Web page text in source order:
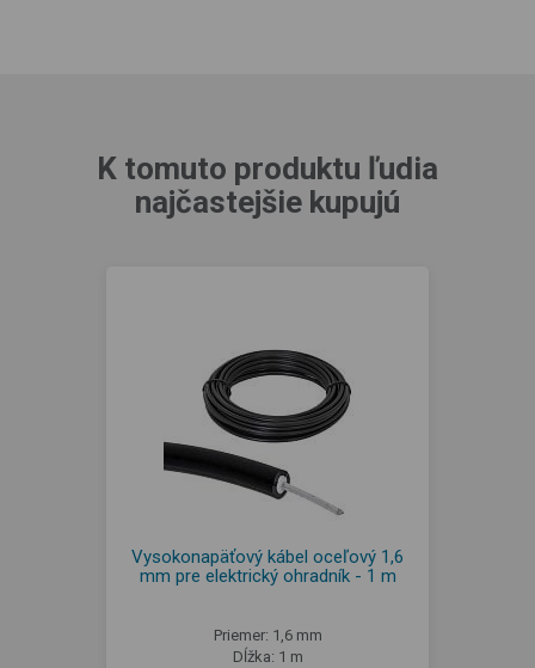
K tomuto produktu ľudia
najčastejšie kupujú
Vysokonapäťový kábel oceľový 1,6
mm pre elektrický ohradník - 1 m
Priemer: 1,6 mm
Dĺžka: 1 m